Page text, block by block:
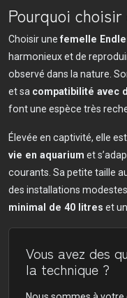
Pourquoi
Choisir une femelle
harmonieux et de
observé dans la nature.
et sa compatibilité avec
font une espèce très
Élevée en captivité, elle
vie en aquarium et
courants. Sa petite taille
des installations
minimal de 40 litres et
Vous avez des
la technique ?